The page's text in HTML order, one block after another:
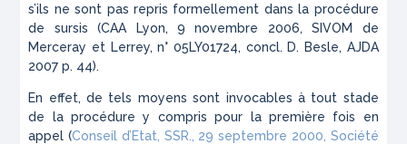
s’ils ne sont pas repris formellement dans la procédure
de sursis (CAA Lyon, 9 novembre 2006, SIVOM de
Merceray et Lerrey, n° 05LY01724, concl. D. Besle, AJDA
2007 p. 44).
En effet, de tels moyens sont invocables à tout stade
de la procédure y compris pour la première fois en
appel (Conseil d’Etat, SSR., 29 septembre 2000, Société